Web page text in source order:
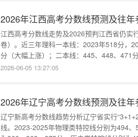
2026年江西高考分数线预测及往年
江西高考分数线走势及2026预判江西省仍实
卷）。近三年理科一本线：2023年518分，
分（大幅上涨）；二本线：445、448、471
533分，2024年532分，2025年547分；二
2026-06-05 13:27:05
2026年辽宁高考分数线预测及往年
辽宁新高考分数线趋势分析辽宁省实行
线。2023-2025年物理类特控线分别为494